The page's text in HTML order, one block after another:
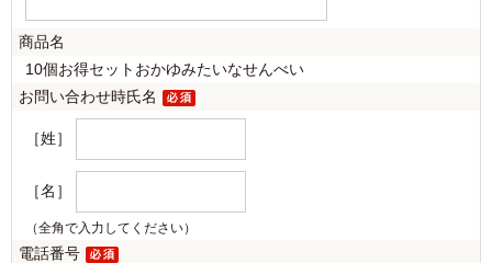
商品名
10個お得セットおかゆみたいなせんべい
お問い合わせ時氏名
［姓］
［名］
（全角で入力してください）
電話番号